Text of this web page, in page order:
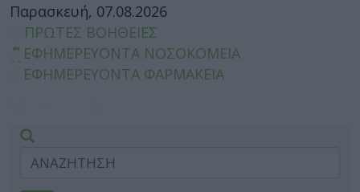
Παρασκευή, 07.08.2026
ΠΡΩΤΕΣ ΒΟΗΘΕΙΕΣ
ΕΦΗΜΕΡΕΥΟΝΤΑ ΝΟΣΟΚΟΜΕΙΑ
ΕΦΗΜΕΡΕΥΟΝΤΑ ΦΑΡΜΑΚΕΙΑ